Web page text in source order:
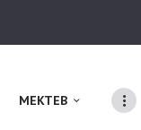
MEKTEB